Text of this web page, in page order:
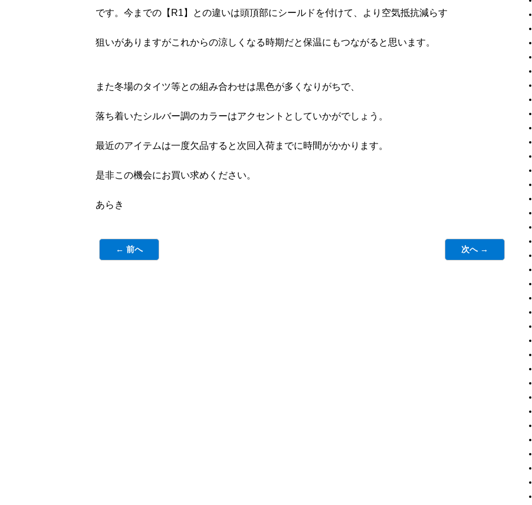
です。今までの【R1】との違いは頭頂部にシールドを付けて、より空気抵抗減らす
狙いがありますがこれからの涼しくなる時期だと保温にもつながると思います。
また冬場のタイツ等との組み合わせは黒色が多くなりがちで、
落ち着いたシルバー調のカラーはアクセントとしていかがでしょう。
最近のアイテムは一度欠品すると次回入荷までに時間がかかります。
是非この機会にお買い求めください。
あらき
← 前へ 次へ →